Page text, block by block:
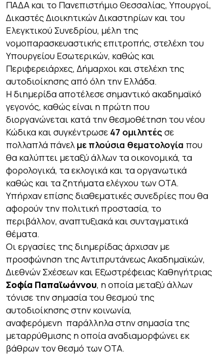
ΠΑΔΑ και το Πανεπιστήμιο Θεσσαλίας, Υπουργοί,
Δικαστές Διοικητικών Δικαστηρίων και του
Ελεγκτικού Συνεδρίου, μέλη της
νομοπαρασκευαστικής επιτροπής, στελέχη του
Υπουργείου Εσωτερικών, καθώς και
Περιφερειάρχες, Δήμαρχοι και στελέχη της
αυτοδιοίκησης από όλη την Ελλάδα.
Η διημερίδα αποτέλεσε σημαντικό ακαδημαϊκό
γεγονός, καθώς είναι η πρώτη που
διοργανώνεται κατά την θεσμοθέτηση του νέου
Κώδικα και συγκέντρωσε 47 ομιλητές σε
πολλαπλά πάνελ με πλούσια θεματολογία που
θα καλύπτει μεταξύ άλλων τα οικονομικά, τα
φορολογικά, τα εκλογικά και τα οργανωτικά
καθώς και τα ζητήματα ελέγχου των ΟΤΑ.
Υπήρχαν επίσης διαθεματικές συνεδρίες που θα
αφορούν την πολιτική προστασία, το
περιβάλλον, αναπτυξιακά και συνταγματικά
θέματα.
Οι εργασίες της διημερίδας άρχισαν με
προσφώνηση της Αντιπρυτάνεως Ακαδημαϊκών,
Διεθνών Σχέσεων και Εξωστρέφειας Καθηγήτριας
Σοφία Παπαϊωάννου, η οποία μεταξύ άλλων
τόνισε την σημασία του θεσμού της
αυτοδιοίκησης στην κοινωνία,
αναφερόμενη παράλληλα στην σημασία της
μεταρρύθμισης η οποία αναδιαμορφώνει εκ
βάθρων τον θεσμό των ΟΤΑ.